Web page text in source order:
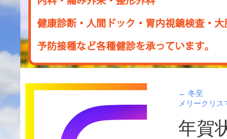
← 冬至
メリークリ
年賀